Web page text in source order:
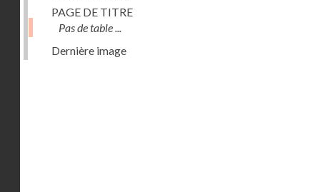
PAGE DE TITRE
Pas de table ...
Dernière image